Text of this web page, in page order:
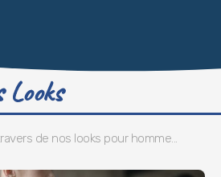
de nos looks pour homme...